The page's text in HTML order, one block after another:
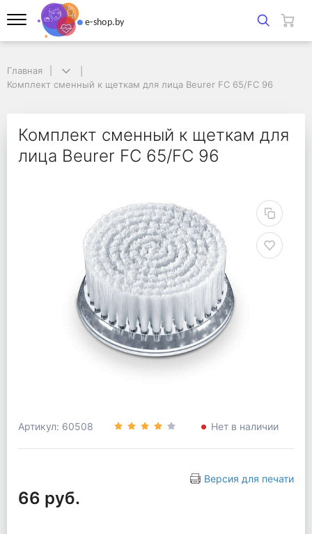
Комплект сменный к щеткам для лица Beurer FC 65/FC 96
Комплект сменный к
Главная
Комплект сменный к щеткам для лица Beurer FC 65/FC 96
Комплект сменный к щеткам для
лица Beurer FC 65/FC 96
Артикул: 60508 Нет в наличии
Версия для печати
66 руб.